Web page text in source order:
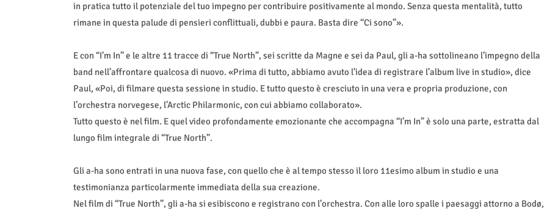
in pratica tutto il potenziale del tuo impegno per contribuire positivamente al mondo. Senza questa mentalità, tutto
rimane in questa palude di pensieri conflittuali, dubbi e paura. Basta dire “Ci sono”».
E con “I’m In” e le altre 11 tracce di “True North”, sei scritte da Magne e sei da Paul, gli a-ha sottolineano l’impegno della
band nell’affrontare qualcosa di nuovo. «Prima di tutto, abbiamo avuto l’idea di registrare l’album live in studio», dice
Paul, «Poi, di filmare questa sessione in studio. E tutto questo è cresciuto in una vera e propria produzione, con
l’orchestra norvegese, l’Arctic Philarmonic, con cui abbiamo collaborato».
Tutto questo è nel film. E quel video profondamente emozionante che accompagna “I’m In” è solo una parte, estratta dal
lungo film integrale di “True North”.
Gli a-ha sono entrati in una nuova fase, con quello che è al tempo stesso il loro 11esimo album in studio e una
testimonianza particolarmente immediata della sua creazione.
Nel film di “True North”, gli a-ha si esibiscono e registrano con l’orchestra. Con alle loro spalle i paesaggi attorno a Bodø,